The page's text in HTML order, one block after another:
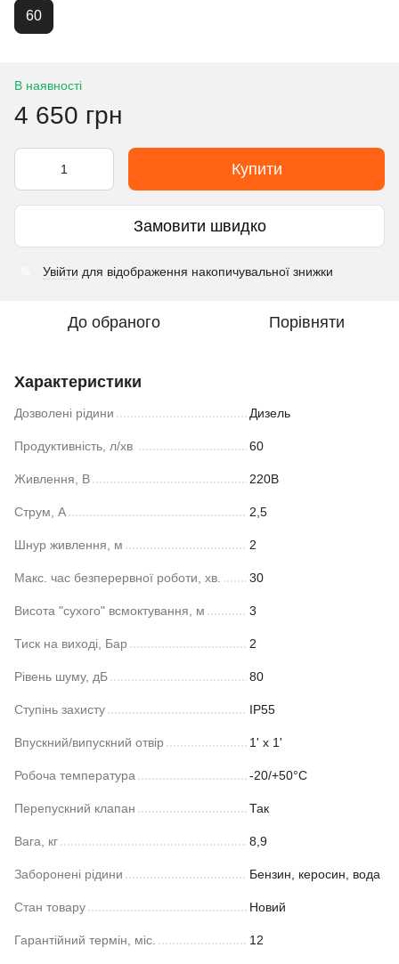
60
В наявності
4 650 грн
Купити
Замовити швидко
Увійти для відображення накопичувальної знижки
До обраного Порівняти
Характеристики
Дозволені рідини Дизель
Продуктивність, л/хв 60
Живлення, В 220В
Струм, А 2,5
Шнур живлення, м 2
Макс. час безперервної роботи, хв. 30
Висота "сухого" всмоктування, м 3
Тиск на виході, Бар 2
Рівень шуму, дБ 80
Ступінь захисту IP55
Впускний/випускний отвір 1' x 1'
Робоча температура -20/+50°С
Перепускний клапан Так
Вага, кг 8,9
Заборонені рідини Бензин, керосин, вода
Стан товару Новий
Гарантійний термін, міс. 12